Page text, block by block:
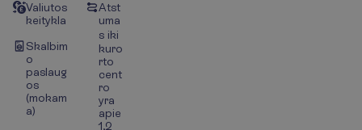
Valiutos
keitykla
Skalbim
o
paslaug
os
(mokam
a)
Atst
uma
s iki
kuro
rto
cent
ro
yra
apie
1,2